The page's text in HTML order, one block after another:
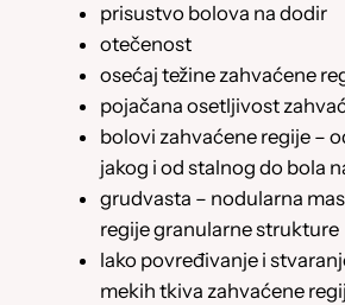
prisustvo bolova na dodir
otečenost
osećaj težine zahvaćene
pojačana osetljivost
bolovi zahvaćene regije –
jakog i od stalnog do bola
grudvasta – nodularna
regije granularne strukture
lako povređivanje i
mekih tkiva zahvaćene